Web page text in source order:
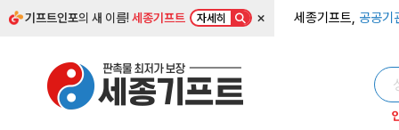
기프트인포의 새 이름!세종기프트 자세히 × 세종기프트, 공공기